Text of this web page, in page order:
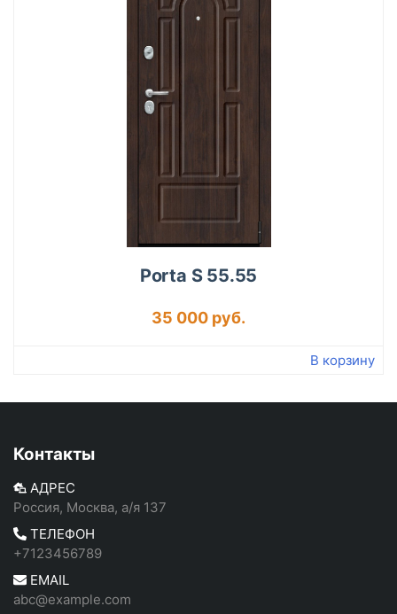
Porta S 55.55
35 000 руб.
В корзину
Контакты
АДРЕС
Россия, Москва, а/я 137
ТЕЛЕФОН
+7123456789
EMAIL
abc@example.com